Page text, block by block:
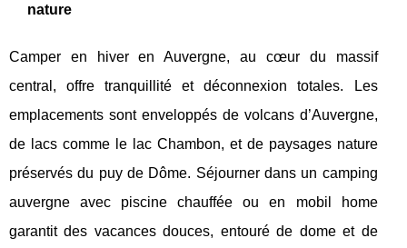
nature
Camper en hiver en Auvergne, au cœur du massif
central, offre tranquillité et déconnexion totales. Les
emplacements sont enveloppés de volcans d’Auvergne,
de lacs comme le lac Chambon, et de paysages nature
préservés du puy de Dôme. Séjourner dans un camping
auvergne avec piscine chauffée ou en mobil home
garantit des vacances douces, entouré de dome et de